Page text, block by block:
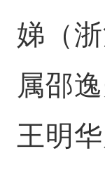
娣（
属邵
王明